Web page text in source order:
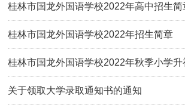
桂林市国龙外国语学校2022年高中招生简
桂林市国龙外国语学校2022年招生简章
桂林市国龙外国语学校2022年秋季小学升初中教职工子
关于领取大学录取通知书的通知